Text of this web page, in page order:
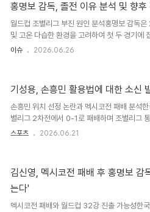
홍명보 감독, 졸전 이유 분석 및 향후
월드컵 조별리그 부진 원인 분석홍명보 감독
및 고온 다습한 환경을 고려하여 첫 두 경기에
순조로웠으나 2차전의 아쉬운 결과로 인해 최
은 이러한 부분에 민감하게 반응하며 철저히
러운 경기력 저하에 당황스러움도 있었지만,
심리적 부담으로..
이슈 2026.06.26
기성용, 손흥민 활용법에 대한 소신
손흥민 위치 선정 논란과 멕시코전 패배 분석
별리그 2차전에서 0-1로 패배하며 조별리그
이번 패배로 인해 손흥민 선수의 활용 방식에
과 공격 전개 능력을 고려할 때 측면 활용이
한, 대표팀이 수비 숫자를 줄이고 포백 체제로
이라고 덧붙..
스포츠 2026.06.21
김신영, 멕시코전 패배 후 홍명보 감
는다'
멕시코전 패배와 월드컵 32강 진출 가능성한